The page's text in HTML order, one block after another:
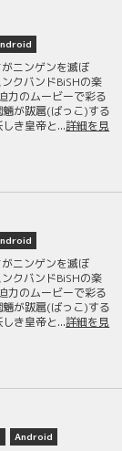
ニンゲンを滅ぼ
クバンドBiSHの楽
力のムービーで彩る
が跋扈(ばっこ)する
き皇帝と...詳細を見
ニンゲンを滅ぼ
クバンドBiSHの楽
力のムービーで彩る
が跋扈(ばっこ)する
き皇帝と...詳細を見
Android